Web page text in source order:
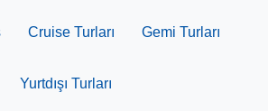
Cruise Turları Gemi Turları
Yurtdışı Turları